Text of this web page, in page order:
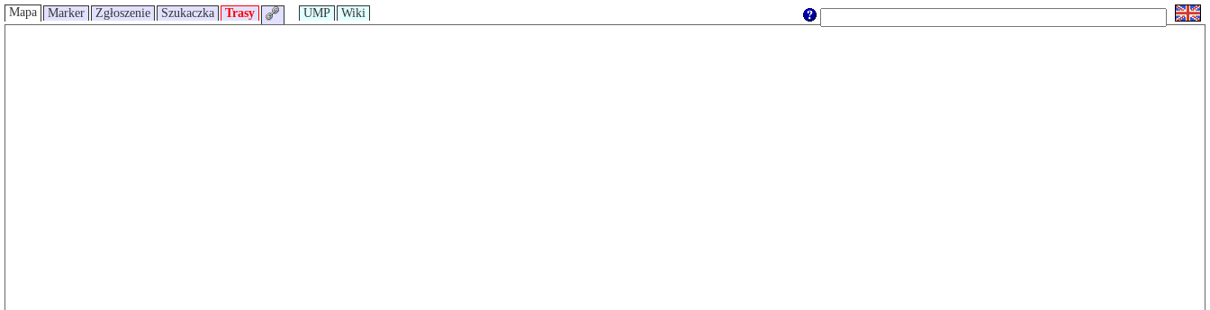
Mapa Marker Zgłoszenie Szukaczka Trasy UMP Wiki